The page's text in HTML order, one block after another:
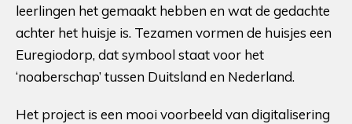
leerlingen het gemaakt hebben en wat de gedachte
achter het huisje is. Tezamen vormen de huisjes een
Euregiodorp, dat symbool staat voor het
‘noaberschap’ tussen Duitsland en Nederland.
Het project is een mooi voorbeeld van digitalisering